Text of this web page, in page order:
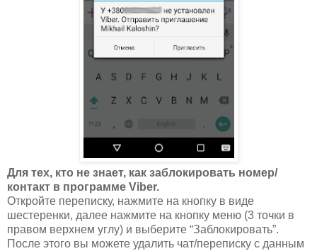
Для тех, кто не знает, как заблокировать номер/
контакт в программе Viber.
Откройте переписку, нажмите на кнопку в виде
шестеренки, далее нажмите на кнопку меню (3 точки в
правом верхнем углу) и выберите “Заблокировать”.
После этого вы можете удалить чат/переписку с данным